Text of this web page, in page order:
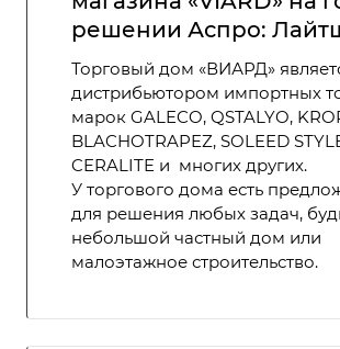
решении Аспро:
Торговый дом «ВИАРД»
дистрибьютором импортных
марок GALECO, QSTALYO,
BLACHOTRAPEZ, SOLEED
CERALITE и многих других.
У торгового дома есть
для решения любых задач,
небольшой частный дом или
малоэтажное строительство.